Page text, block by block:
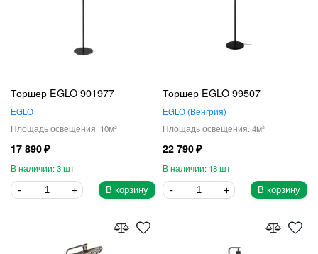
Торшер EGLO 901977
EGLO
10
17 890
3
В корзину
Торшер EGLO 99507
EGLO Венгрия
4
22 790
18
В корзину